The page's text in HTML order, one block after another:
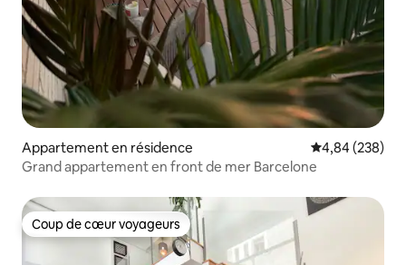
Appartement en résidence Évaluation
4,84 (238)
Grand appartement en front de mer Barcelone
Coup de cœur voyageurs
Coup de cœur voyageurs